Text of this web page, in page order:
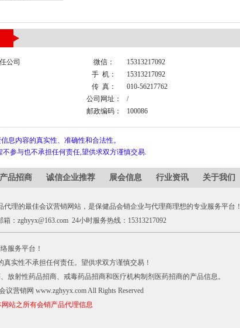
公司 微信：
15313217092
手 机：
15313217092
传 真：
010-56217762
公司网址：
/
邮政编码： 100086
息内容的真实性、准确性和合法性。
参与也不承担任何责任,望供求双方谨慎交易.
品招商 诚信企业推荐 展会信息 行业资讯 关于我们
代理的最佳会议营销网站，是保健品会销企业与代理商理想的专业服务平台！
：zghyyx@163.com 24小时服务热线：15313217092
服务平台！
实性不承担任何责任。望供求双方谨慎交易！
射性药品招商、戒毒药品招商和医疗机构制剂医药招商的产品信息。
议营销网 www.zghyyx.com All Rights Reserved
站之所有会销产品代理信息